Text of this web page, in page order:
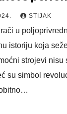
STIJAK
u
istoriju koja
strojevi nisu
su simbol